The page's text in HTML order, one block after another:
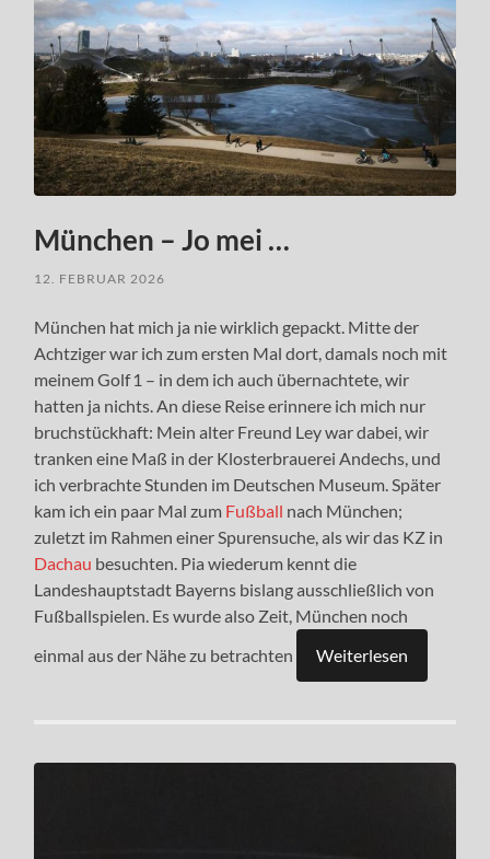
München – Jo mei …
12. FEBRUAR 2026
München hat mich ja nie wirklich gepackt. Mitte der
Achtziger war ich zum ersten Mal dort, damals noch mit
meinem Golf 1 – in dem ich auch übernachtete, wir
hatten ja nichts. An diese Reise erinnere ich mich nur
bruchstückhaft: Mein alter Freund Ley war dabei, wir
tranken eine Maß in der Klosterbrauerei Andechs, und
ich verbrachte Stunden im Deutschen Museum. Später
kam ich ein paar Mal zum Fußball nach München;
zuletzt im Rahmen einer Spurensuche, als wir das KZ in
Dachau besuchten. Pia wiederum kennt die
Landeshauptstadt Bayerns bislang ausschließlich von
Fußballspielen. Es wurde also Zeit, München noch
einmal aus der Nähe zu betrachten
Weiterlesen